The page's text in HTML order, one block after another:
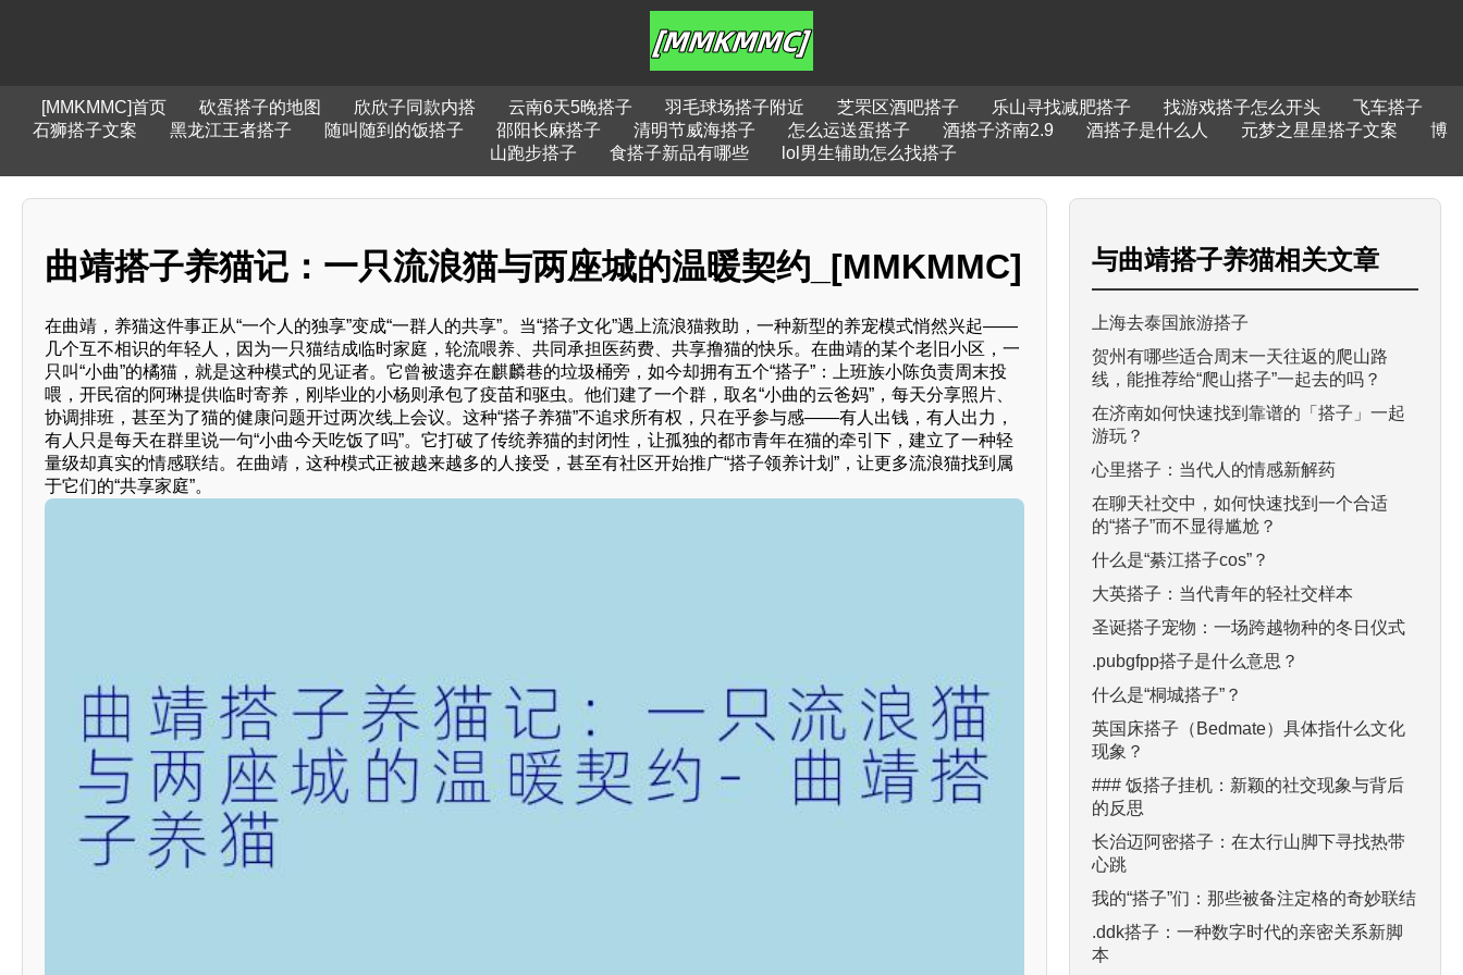
[MMKMMC]首页 砍蛋搭子的地图 欣欣子同款内搭 云南6天5晚搭子 羽毛球场搭子附近 芝罘区酒吧搭子 乐山寻找减肥搭子 找游戏搭子怎么开头
飞车搭子
石狮搭子文案
黑龙江王者搭子 随叫随到的饭搭子 邵阳长麻搭子 清明节威海搭子 怎么运送蛋搭子 酒搭子济南2.9 酒搭子是什么人 元梦之星星搭子文案
博
山跑步搭子
食搭子新品有哪些 lol男生辅助怎么找搭子
曲靖搭子养猫记：一只流浪猫与两座城的温暖契约_[MMKMMC]
在曲靖，养猫这件事正从“一个人的独享”变成“一群人的共享”。当“搭子文化”遇上流浪猫救助，一种新型的养宠模式悄然兴起——
几个互不相识的年轻人，因为一只猫结成临时家庭，轮流喂养、共同承担医药费、共享撸猫的快乐。在曲靖的某个老旧小区，一
只叫“小曲”的橘猫，就是这种模式的见证者。它曾被遗弃在麒麟巷的垃圾桶旁，如今却拥有五个“搭子”：上班族小陈负责周末投
喂，开民宿的阿琳提供临时寄养，刚毕业的小杨则承包了疫苗和驱虫。他们建了一个群，取名“小曲的云爸妈”，每天分享照片、
协调排班，甚至为了猫的健康问题开过两次线上会议。这种“搭子养猫”不追求所有权，只在乎参与感——有人出钱，有人出力，
有人只是每天在群里说一句“小曲今天吃饭了吗”。它打破了传统养猫的封闭性，让孤独的都市青年在猫的牵引下，建立了一种轻
量级却真实的情感联结。在曲靖，这种模式正被越来越多的人接受，甚至有社区开始推广“搭子领养计划”，让更多流浪猫找到属
于它们的“共享家庭”。
与曲靖搭子养猫相关文章
上海去泰国旅游搭子
贺州有哪些适合周末一天往返的爬山路
线，能推荐给“爬山搭子”一起去的吗？
在济南如何快速找到靠谱的「搭子」一起
游玩？
心里搭子：当代人的情感新解药
在聊天社交中，如何快速找到一个合适
的“搭子”而不显得尴尬？
什么是“綦江搭子cos”？
大英搭子：当代青年的轻社交样本
圣诞搭子宠物：一场跨越物种的冬日仪式
.pubgfpp搭子是什么意思？
什么是“桐城搭子”？
英国床搭子（Bedmate）具体指什么文化
现象？
### 饭搭子挂机：新颖的社交现象与背后
的反思
长治迈阿密搭子：在太行山脚下寻找热带
心跳
我的“搭子”们：那些被备注定格的奇妙联结
.ddk搭子：一种数字时代的亲密关系新脚
本